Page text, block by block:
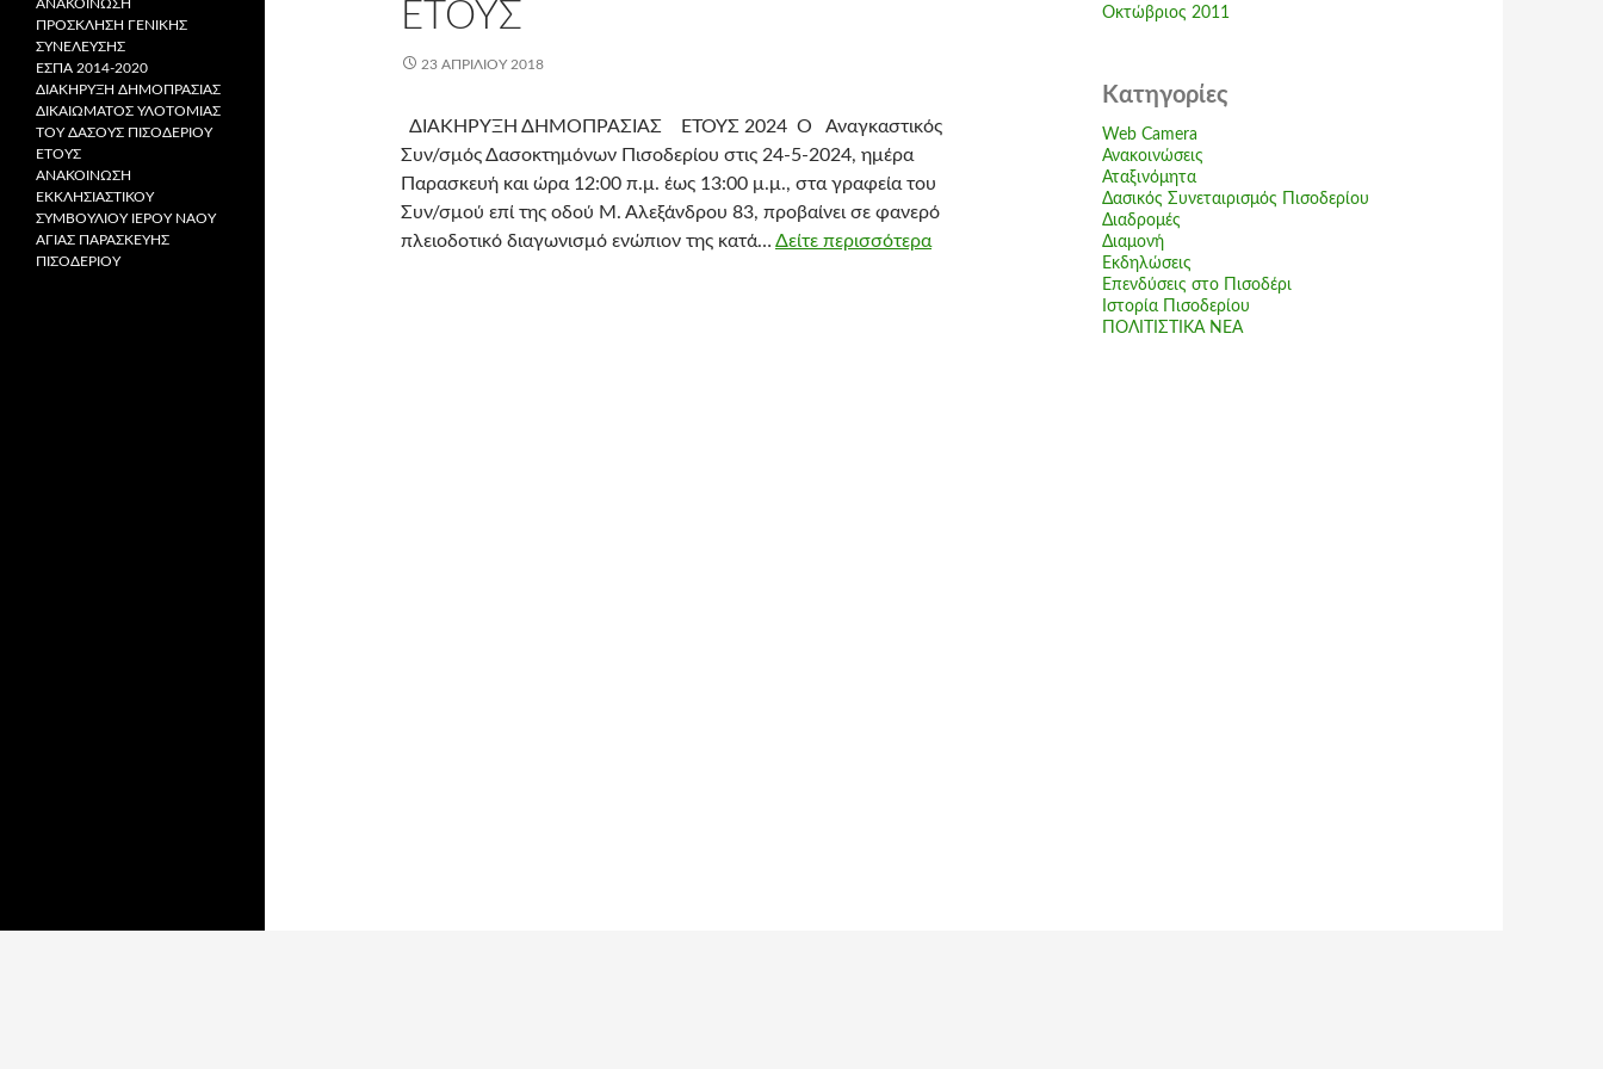
ΕΤΟΥΣ
23 ΑΠΡΙΛΊΟΥ 2018
ΔΙΑΚΗΡΥΞΗ ΔΗΜΟΠΡΑΣΙΑΣ ΕΤΟΥΣ 2024 Ο Αναγκαστικός
Συν/σμός Δασοκτημόνων Πισοδερίου στις 24-5-2024, ημέρα
Παρασκευή και ώρα 12:00 π.μ. έως 13:00 μ.μ., στα γραφεία του
Συν/σμού επί της οδού Μ. Αλεξάνδρου 83, προβαίνει σε φανερό
πλειοδοτικό διαγωνισμό ενώπιον της κατά… Δείτε περισσότερα
Οκτώβριος 2011
Kατηγορίες
Web Camera
Ανακοινώσεις
Αταξινόμητα
Δασικός Συνεταιρισμός Πισοδερίου
Διαδρομές
Διαμονή
Εκδηλώσεις
Επενδύσεις στο Πισοδέρι
Ιστορία Πισοδερίου
ΠΟΛΙΤΙΣΤΙΚΑ ΝΕΑ
ΑΝΑΚΟΙΝΩΣΗ
ΠΡΟΣΚΛΗΣΗ ΓΕΝΙΚΗΣ
ΣΥΝΕΛΕΥΣΗΣ
ΕΣΠΑ 2014-2020
ΔΙΑΚHΡYΞΗ ΔΗΜΟΠΡΑΣΙΑΣ
ΔΙΚΑΙΩΜΑΤΟΣ ΥΛΟΤΟΜΙΑΣ
ΤΟΥ ΔΑΣΟΥΣ ΠΙΣΟΔΕΡΙΟΥ
ΕΤΟΥΣ
ΑΝΑΚΟΙΝΩΣΗ
ΕΚΚΛΗΣΙΑΣΤΙΚΟΥ
ΣΥΜΒΟΥΛΙΟΥ ΙΕΡΟΥ ΝΑΟΥ
ΑΓΙΑΣ ΠΑΡΑΣΚΕΥΗΣ
ΠΙΣΟΔΕΡΙΟΥ